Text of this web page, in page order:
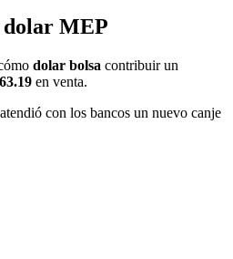
dolar MEP
dolar bolsa contribuir un
en venta.
con los bancos un nuevo canje